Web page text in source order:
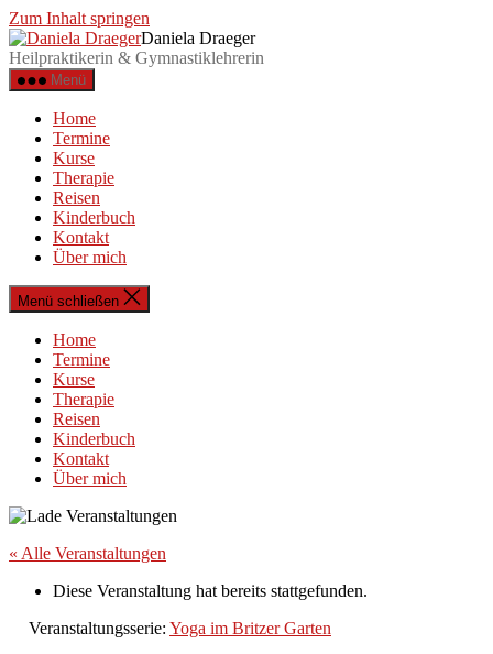
Zum Inhalt springen
Daniela Draeger
Heilpraktikerin & Gymnastiklehrerin
Menü
Home
Termine
Kurse
Therapie
Reisen
Kinderbuch
Kontakt
Über mich
Menü schließen
Home
Termine
Kurse
Therapie
Reisen
Kinderbuch
Kontakt
Über mich
« Alle Veranstaltungen
Diese Veranstaltung hat bereits stattgefunden.
Veranstaltungsserie: Yoga im Britzer Garten